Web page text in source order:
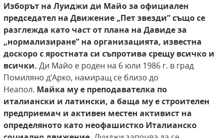
Изборът на Луиджи ди Майо за официален
председател на Движение „Пет звезди” същосе
разглежда като част от плана на Давиде за
„нормализиране” на организацията, известна
доскоро с яростната си съпротива срещу всичко и
всички. Ди Майо е роден на 6 юли 1986 г. в град
Помиляно д’Арко, намиращ се близо до
Неапол. Майка му е преподавателка по
италиански и латински, а баща му е строителен
предприемач и активен местен активист на
определяното като неофашистко Италианско